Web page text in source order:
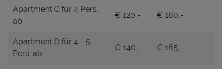
Apartment C für 4 Pers.
ab
€ 120,- € 160,-
Apartment D für 4 - 5
Pers. ab
€ 140,- € 165,-